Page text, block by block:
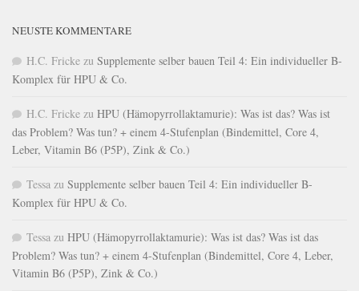
NEUSTE KOMMENTARE
H.C. Fricke zu Supplemente selber bauen Teil 4: Ein individueller B-
Komplex für HPU & Co.
H.C. Fricke zu HPU (Hämopyrrollaktamurie): Was ist das? Was ist
das Problem? Was tun? + einem 4-Stufenplan (Bindemittel, Core 4,
Leber, Vitamin B6 (P5P), Zink & Co.)
Tessa zu Supplemente selber bauen Teil 4: Ein individueller B-
Komplex für HPU & Co.
Tessa zu HPU (Hämopyrrollaktamurie): Was ist das? Was ist das
Problem? Was tun? + einem 4-Stufenplan (Bindemittel, Core 4, Leber,
Vitamin B6 (P5P), Zink & Co.)